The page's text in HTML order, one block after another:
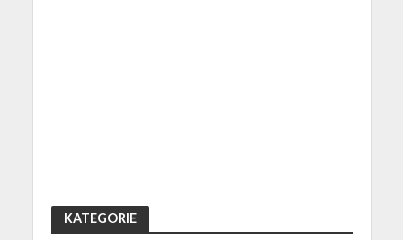
KATEGORIE